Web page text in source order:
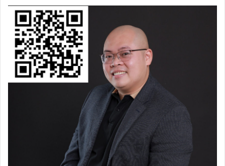
thực sự tự bày tỏ, thay vì phô ra một cách lộ liễu trong
thời điểm ra mắt như vậy.
*****
Cá nhân tôi đã từng trải nghiệm một số sản phẩm, dịch
vụ có liên quan tới hãng dịch vụ kia. Tôi thấy chất
Thế nhưng… tôi thực sự thấy khó chấp nhận với tư duy
và chiến thuật làm Content seeding
như đã đề cập ở trên
– không chỉ qua 1, 2 sự kiện, mà dường như nó đã
nghiễm nhiên trở thành tư duy Marketing quen thuộc